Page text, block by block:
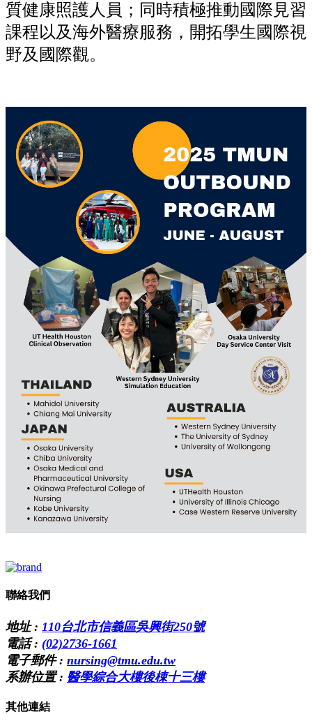
質健康照護人 員； 同時積極推動國際見習
課程以及海外醫療服務，開拓學生國際視
野及國際觀。
聯絡我們
地址 : 110台北市信義區吳興街250號
電話 : (02)2736-1661
電子郵件 : nursing@tmu.edu.tw
系辦位置 : 醫學綜合大樓後棟十三樓
其他連結